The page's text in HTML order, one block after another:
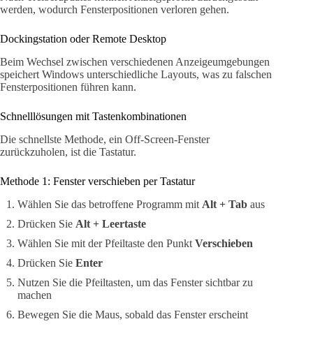
werden, wodurch Fensterpositionen verloren gehen.
Dockingstation oder Remote Desktop
Beim Wechsel zwischen verschiedenen Anzeigeumgebungen
speichert Windows unterschiedliche Layouts, was zu falschen
Fensterpositionen führen kann.
Schnelllösungen mit Tastenkombinationen
Die schnellste Methode, ein Off-Screen-Fenster
zurückzuholen, ist die Tastatur.
Methode 1: Fenster verschieben per Tastatur
Wählen Sie das betroffene Programm mit Alt + Tab aus
Drücken Sie Alt + Leertaste
Wählen Sie mit der Pfeiltaste den Punkt Verschieben
Drücken Sie Enter
Nutzen Sie die Pfeiltasten, um das Fenster sichtbar zu
machen
Bewegen Sie die Maus, sobald das Fenster erscheint